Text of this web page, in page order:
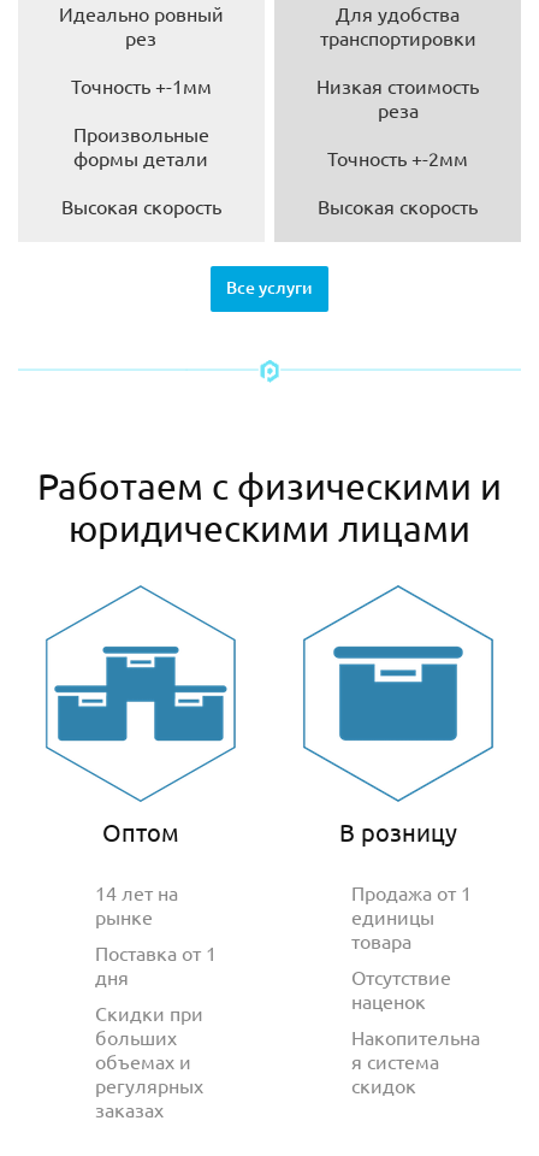
Идеально ровный
рез
Точность +-1мм
Произвольные
формы детали
Высокая скорость
Для удобства
транспортировки
Низкая стоимость
реза
Точность +-2мм
Высокая скорость
Все услуги
Работаем с физическими и
юридическими лицами
Оптом
14 лет на
рынке
Поставка от 1
дня
Скидки при
больших
объемах и
регулярных
заказах
В розницу
Продажа от 1
единицы
товара
Отсутствие
наценок
Накопительна
я система
скидок